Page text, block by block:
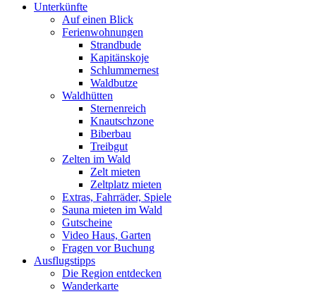
Unterkünfte
Auf einen Blick
Ferienwohnungen
Strandbude
Kapitänskoje
Schlummernest
Waldbutze
Waldhütten
Sternenreich
Knautschzone
Biberbau
Treibgut
Zelten im Wald
Zelt mieten
Zeltplatz mieten
Extras, Fahrräder, Spiele
Sauna mieten im Wald
Gutscheine
Video Haus, Garten
Fragen vor Buchung
Ausflugstipps
Die Region entdecken
Wanderkarte